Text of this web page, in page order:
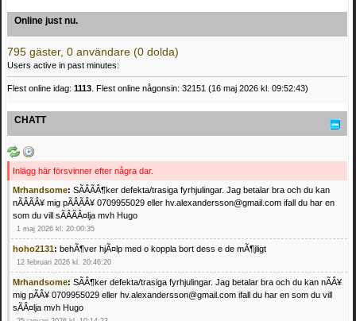
Online just nu.
795 gäster, 0 användare (0 dolda)
Users active in past minutes:
Flest online idag: 1113 . Flest online någonsin: 32151 (16 maj 2026 kl. 09:52:43)
CHATT
Inlägg här försvinner efter några dar.
Mrhandsome: SÃÂÃÂ¶ker defekta/trasiga fyrhjulingar. Jag betalar bra och du kan
nÃÂÃÂ¥ mig pÃÂÃÂ¥ 0709955029 eller hv.alexandersson@gmail.com ifall du har en
som du vill sÃÂÃÂ¤lja mvh Hugo
1 maj 2026 kl. 20:00:35
hoho2131: behÃ¶ver hjÃ¤lp med o koppla bort dess e de mÃ¶jligt
12 februari 2026 kl. 20:46:20
Mrhandsome: SÃÂ¶ker defekta/trasiga fyrhjulingar. Jag betalar bra och du kan nÃÂ¥
mig pÃÂ¥ 0709955029 eller hv.alexandersson@gmail.com ifall du har en som du vill
sÃÂ¤lja mvh Hugo